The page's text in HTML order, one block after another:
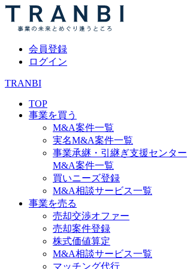
会員登録
ログイン
TRANBI
TOP
事業を買う
M&A案件一覧
実名M&A案件一覧
事業承継・引継ぎ支援センター
M&A案件一覧
買いニーズ登録
M&A相談サービス一覧
事業を売る
売却交渉オファー
売却案件登録
株式価値算定
M&A相談サービス一覧
マッチング代行